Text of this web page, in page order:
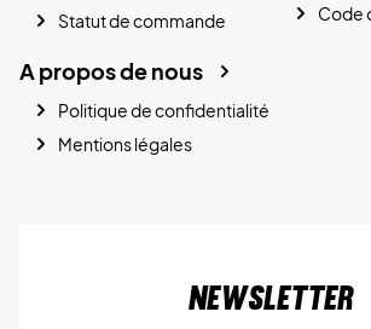
Statut de commande
Code
A propos de nous
Politique de confidentialité
Mentions légales
Newsletter